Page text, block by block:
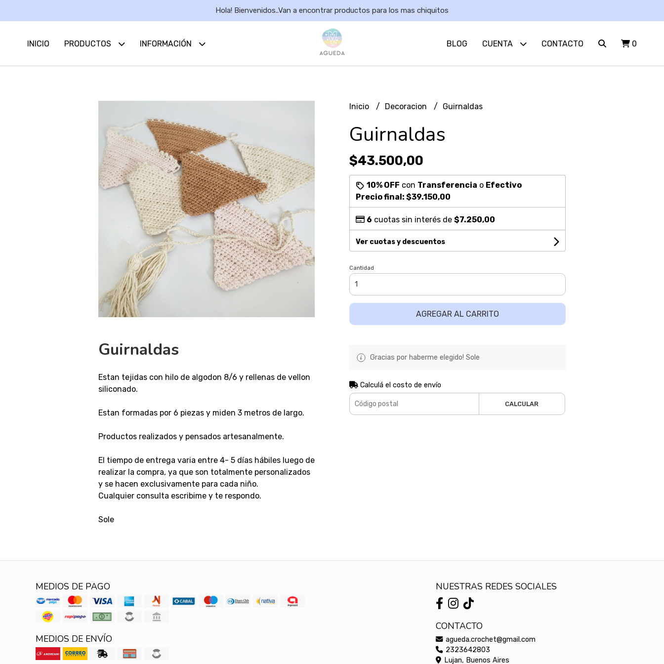
Hola! Bienvenidos..Van a encontrar productos para los mas chiquitos
INICIO PRODUCTOS INFORMACIÓN BLOG CUENTA CONTACTO 0
Guirnaldas
Estan tejidas con hilo de algodon 8/6 y rellenas de vellon
siliconado.
Estan formadas por 6 piezas y miden 3 metros de largo.
Productos realizados y pensados artesanalmente.
El tiempo de entrega varia entre 4- 5 días hábiles luego de
realizar la compra, ya que son totalmente personalizados
y se hacen exclusivamente para cada niño.
Cualquier consulta escribime y te respondo.
Sole
Inicio Decoracion Guirnaldas
Guirnaldas
$43.500,00
10% OFF con Transferencia o Efectivo
Precio final: $39.150,00
6 cuotas sin interés de $7.250,00
Ver cuotas y descuentos
Cantidad
AGREGAR AL CARRITO
Gracias por haberme elegido! Sole
Calculá el costo de envío
CALCULAR
MEDIOS DE PAGO
MEDIOS DE ENVÍO
NUESTRAS REDES SOCIALES
CONTACTO
agueda.crochet@gmail.com
2323642803
Lujan, Buenos Aires